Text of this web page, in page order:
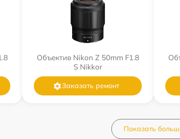
Объектив Nikon Z 50mm F1.8
S Nikkor
Заказать ремонт
Показать